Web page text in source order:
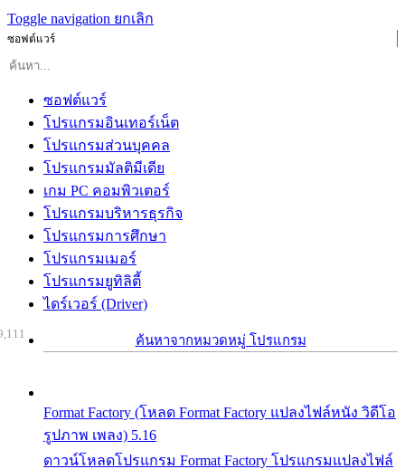
Toggle navigation ยกเลิก
ซอฟต์แวร์
ซอฟต์แวร์
โปรแกรมอินเทอร์เน็ต
โปรแกรมส่วนบุคคล
โปรแกรมมัลติมีเดีย
เกม PC คอมพิวเตอร์
โปรแกรมบริหารธุรกิจ
โปรแกรมการศึกษา
โปรแกรมเมอร์
โปรแกรมยูทิลิตี้
ไดร์เวอร์ (Driver)
ค้นหาจากหมวดหมู่ โปรแกรม
Format Factory (โหลด Format Factory แปลงไฟล์หนัง วิดีโอ
รูปภาพ เพลง) 5.16
ดาวน์โหลดโปรแกรม Format Factory โปรแกรมแปลงไฟล์